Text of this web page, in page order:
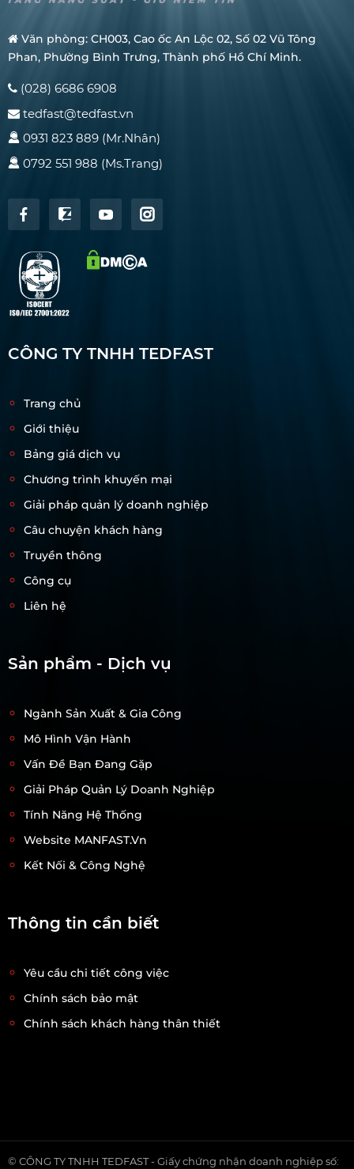
Văn phòng: CH003, Cao ốc An Lộc 02, Số 02 Vũ Tông
Phan, Phường Bình Trưng, Thành phố Hồ Chí Minh.
(028) 6686 6908
tedfast@tedfast.vn
0931 823 889 (Mr.Nhân)
0792 551 988 (Ms.Trang)
CÔNG TY TNHH TEDFAST
Trang chủ
Giới thiệu
Bảng giá dịch vụ
Chương trình khuyến mại
Giải pháp quản lý doanh nghiệp
Câu chuyện khách hàng
Truyền thông
Công cụ
Liên hệ
Sản phẩm - Dịch vụ
Ngành Sản Xuất & Gia Công
Mô Hình Vận Hành
Vấn Đề Bạn Đang Gặp
Giải Pháp Quản Lý Doanh Nghiệp
Tính Năng Hệ Thống
Website MANFAST.vn
Kết Nối & Công Nghệ
Thông tin cần biết
Yêu cầu chi tiết công việc
Chính sách bảo mật
Chính sách khách hàng thân thiết
© CÔNG TY TNHH TEDFAST - Giấy chứng nhận doanh nghiệp số: